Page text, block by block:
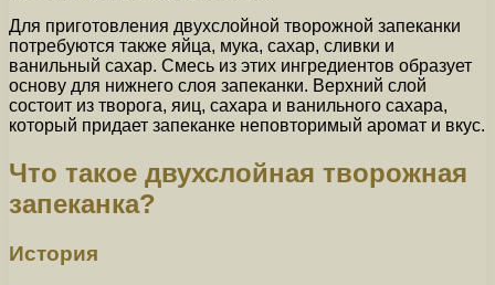
Для приготовления двухслойной творожной запеканки
потребуются также яйца, мука, сахар, сливки и
ванильный сахар. Смесь из этих ингредиентов образует
основу для нижнего слоя запеканки. Верхний слой
состоит из творога, яиц, сахара и ванильного сахара,
который придает запеканке неповторимый аромат и вкус.
Что такое двухслойная творожная
запеканка?
История